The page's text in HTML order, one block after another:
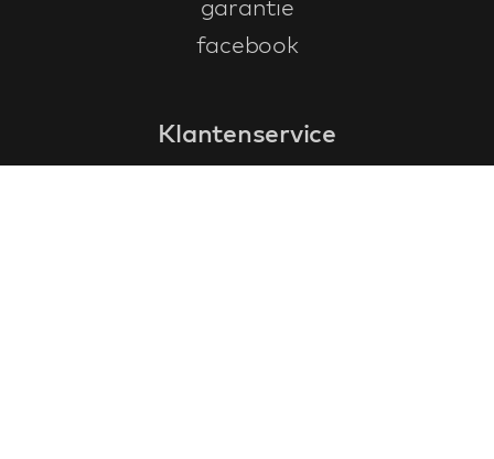
garantie
facebook
Klantenservice